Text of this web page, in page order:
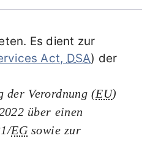
Es dient zur
Act, DSA) der
der Verordnung (EU)
über einen
EG sowie zur